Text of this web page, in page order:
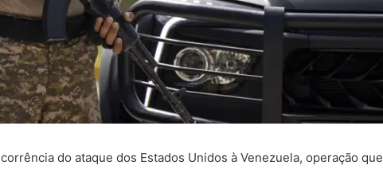
do ataque dos Estados Unidos à Venezuela, operação que